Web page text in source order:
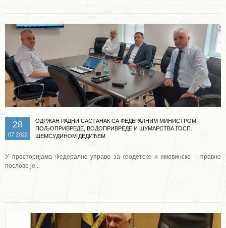
28
07.2022
ОДРЖАН РАДНИ САСТАНАК СА ФЕДЕРАЛНИМ МИНИСТРОМ
ПОЉОПРИВРЕДЕ, ВОДОПРИВРЕДЕ И ШУМАРСТВА ГОСП.
ШЕМСУДИНОМ ДЕДИЋЕМ
У просторијама Федералне управе за геодетске и имовинско – правне
послове је...